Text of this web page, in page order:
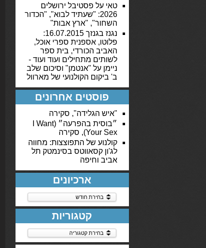
טאי על פסטיבל ירושלים
2026: "שעתיד לבוא", "הכדור
השחור", "ארץ אבות"
נגנז בגנזך 16.07.2015:
פלוטו, אספנית ספרי אוכל,
האביב הכורדי, בית ספר
לשותים מתחילים ועוד ועוד -
ניימן על "אנטמן" וסיכום שלב
ב' ביקום הקולנועי של מארוול
פוסטים אחרונים
"איש הגלידה", סקירה
״בוסית בהפרעה״ (I Want
Your Sex), סקירה
קולנוע של התפוצצות: מחווה
לג'ון קסאווטס בסינמטק תל
אביב וחיפה
ארכיונים
ארכיונים
קטגוריות
קטגוריות